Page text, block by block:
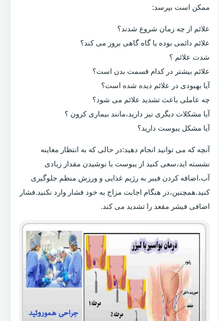
ممکن است بپرسد:
علائم از چه زمان شروع شدند؟
علائم دائمی بوده یا گاه گاهی بروز می کند؟
شدت علائم ؟
علائم بیشتر در کدام قسمت بدن است؟
آیا بهبودی در علائم دیده شده است؟
چه عاملی باعث تشدید علائم می شود؟
آیا مشکلات دیگری نیز دارید،مانند بیماری کرون ؟
آیا مشکل یبوست دارید؟
آنچه که می توانید انجام دهید:در حالی که به انتظار معاینه
نشسته اید،سعی کنید از یبوست با نوشیدن مقدار زیادی
آب،اضافه کردن فیبر به رژیم غذایی و ورزش منظم جلوگیری
کنید.همچنین،در هنگام اجابت مزاج به خود فشار وارد نکنید.فشار
اضافی فیشر مقعد را تشدید می کند.